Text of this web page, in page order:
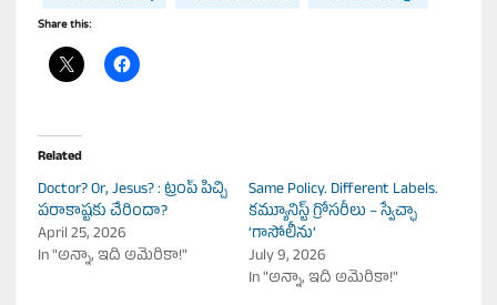
Share this:
Related
Doctor? Or, Jesus? : ట్రంప్ పిచ్చి
పరాకాష్టకు చేరిందా?
April 25, 2026
In "అన్నా, ఇది అమెరికా!"
Same Policy. Different Labels.
కమ్యూనిస్ట్ గ్రోసరీలు – స్వేచ్ఛా
‘గాసోలీను’
July 9, 2026
In "అన్నా, ఇది అమెరికా!"